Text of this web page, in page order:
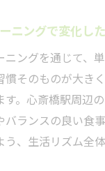
ニングで変化し
ニングを通じて、
慣そのものが大き
す。心斎橋駅周辺
バランスの良い食
う、生活リズム全